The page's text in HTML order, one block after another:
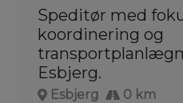
Speditør med
koordinering og
Esbjerg.
Esbjerg
0 km